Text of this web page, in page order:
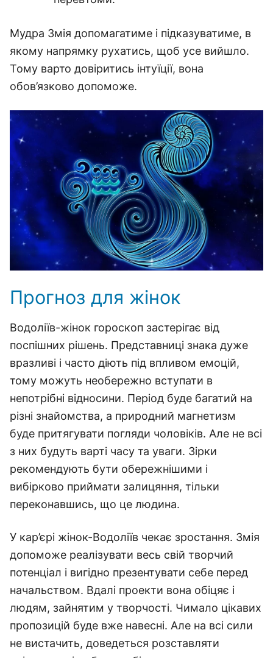
Мудра Змія допомагатиме і підказуватиме, в
якому напрямку рухатись, щоб усе вийшло.
Тому варто довіритись інтуїції, вона
обов’язково допоможе.
Прогноз для жінок
Водоліїв-жінок гороскоп застерігає від
поспішних рішень. Представниці знака дуже
вразливі і часто діють під впливом емоцій,
тому можуть необережно вступати в
непотрібні відносини. Період буде багатий на
різні знайомства, а природний магнетизм
буде притягувати погляди чоловіків. Але не всі
з них будуть варті часу та уваги. Зірки
рекомендують бути обережнішими і
вибірково приймати залицяння, тільки
переконавшись, що це людина.
У кар’єрі жінок-Водоліїв чекає зростання. Змія
допоможе реалізувати весь свій творчий
потенціал і вигідно презентувати себе перед
начальством. Вдалі проекти вона обіцяє і
людям, зайнятим у творчості. Чимало цікавих
пропозицій буде вже навесні. Але на всі сили
не вистачить, доведеться розставляти